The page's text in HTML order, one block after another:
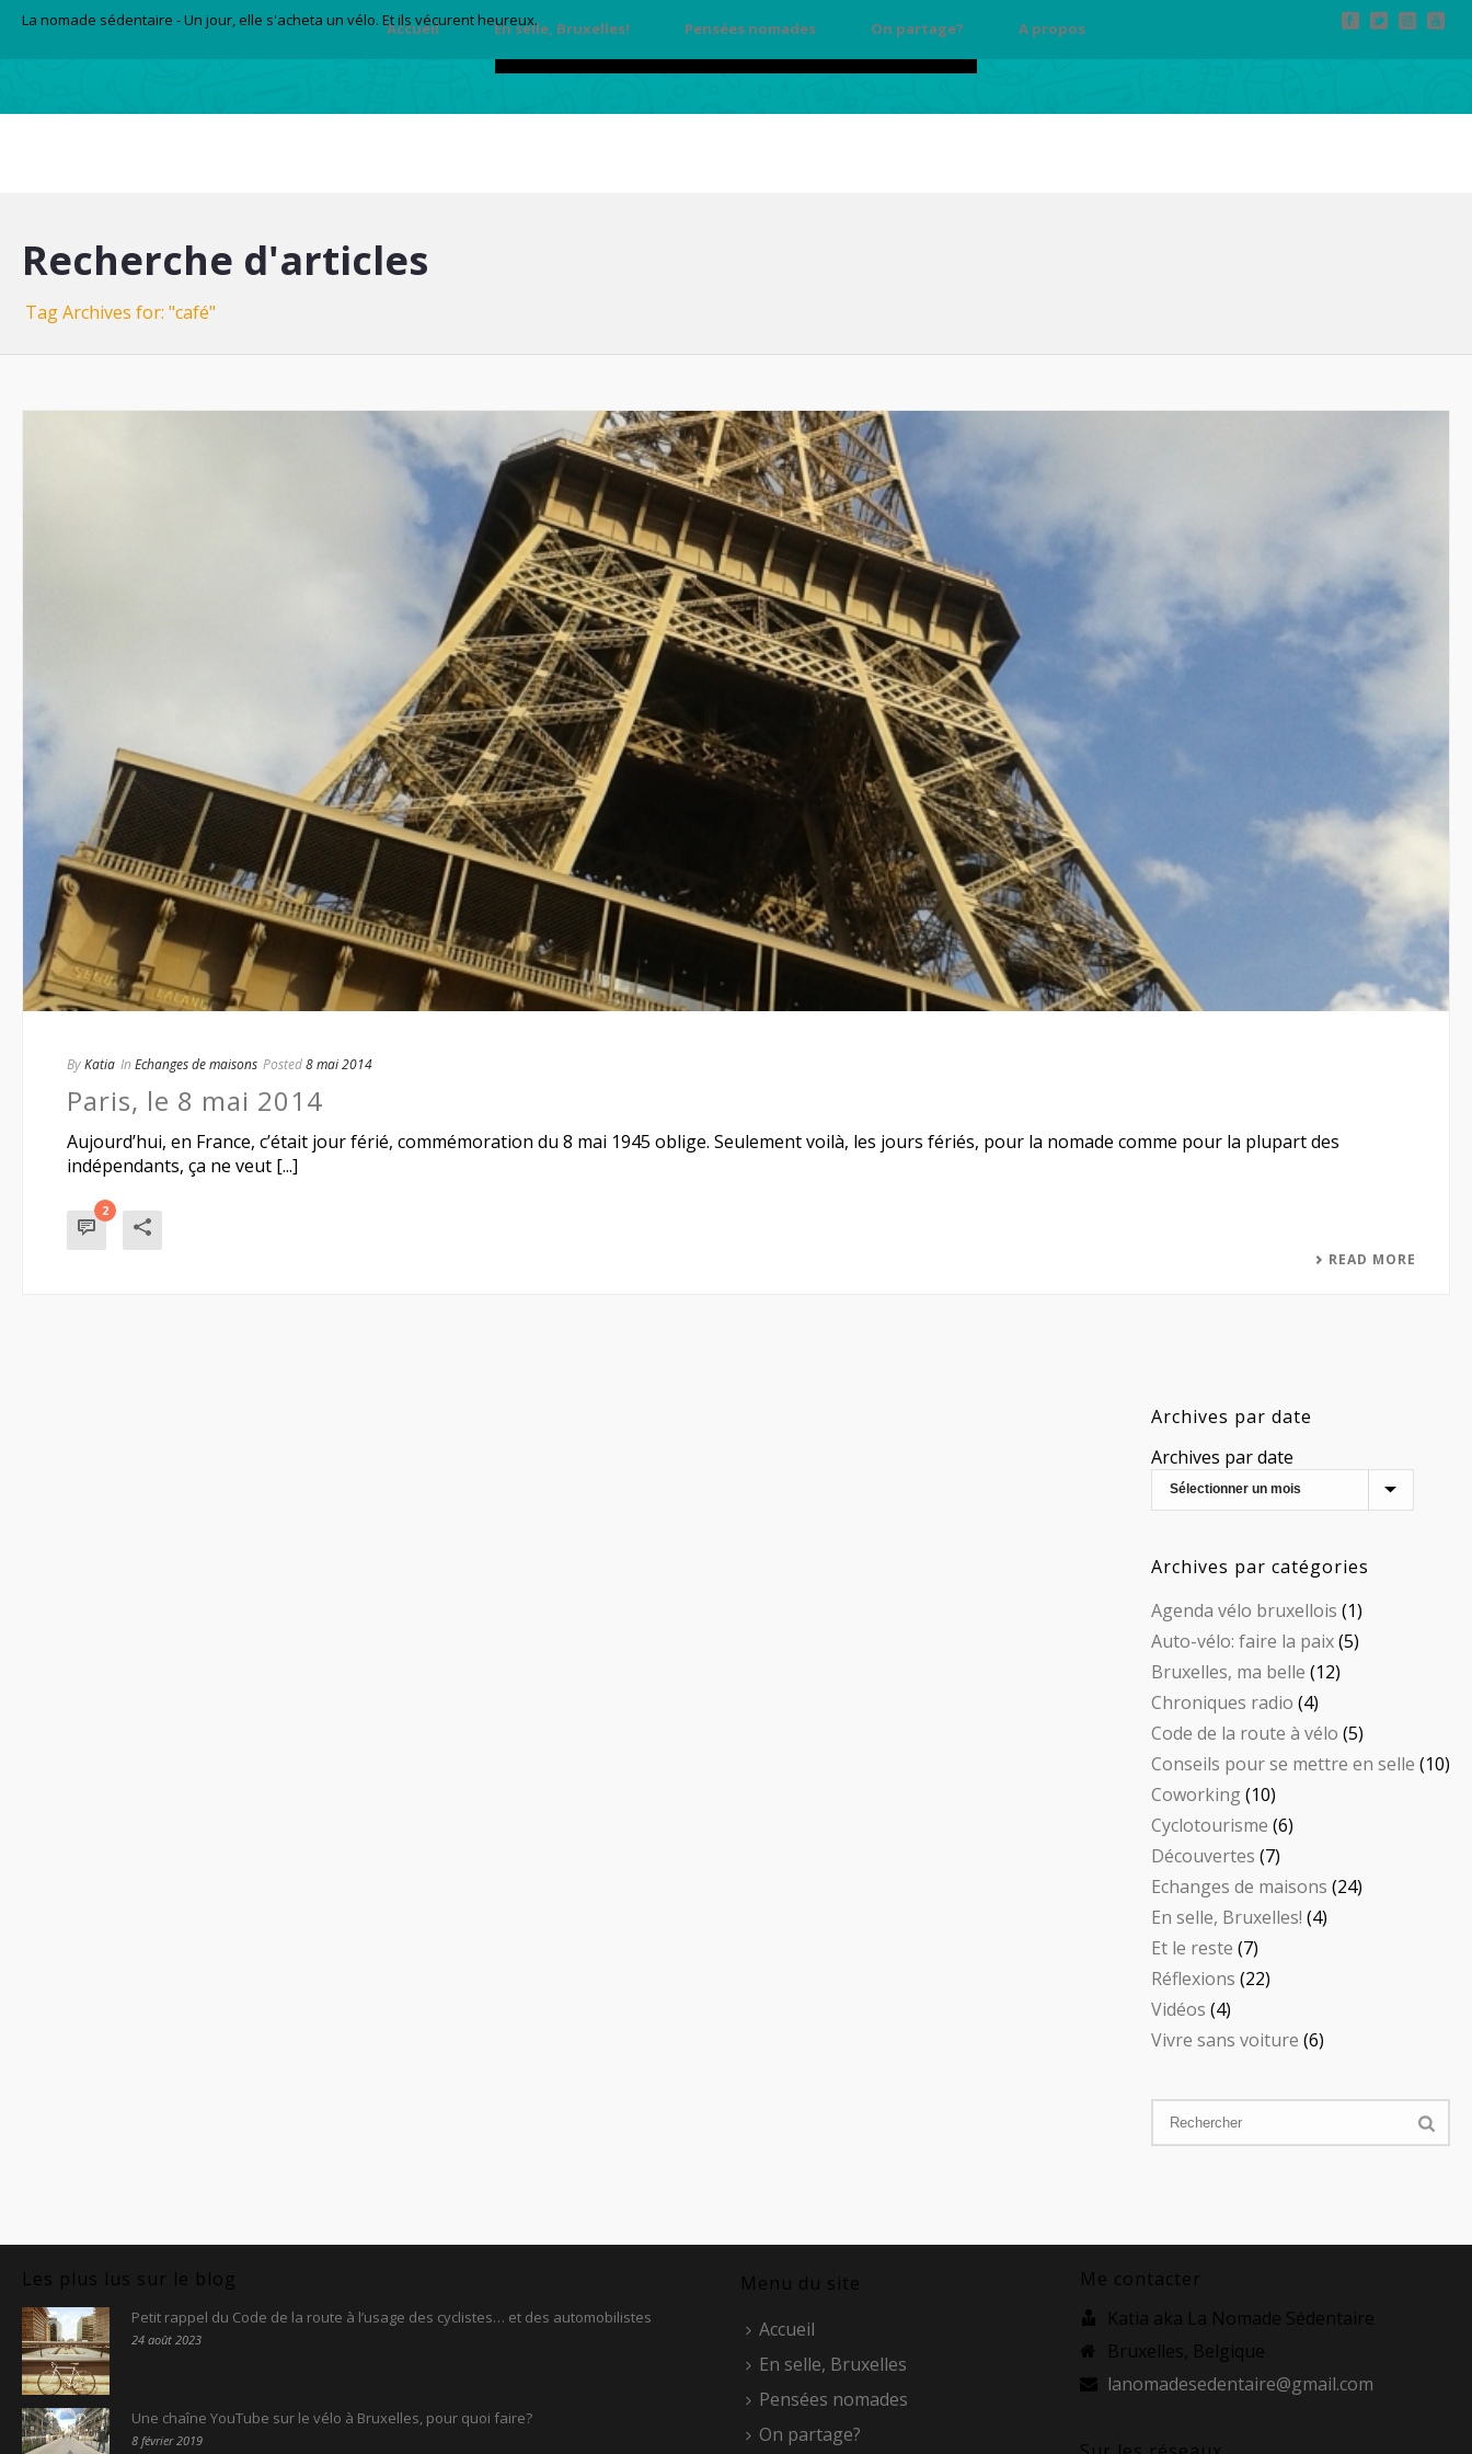
La nomade sédentaire - Un jour, elle s'acheta un vélo. Et ils vécurent heureux.
Accueil En selle, Bruxelles! Pensées nomades On partage? A propos
Recherche d'articles
Tag Archives for: "café"
ByKatia In Echanges de maisons Posted8 mai 2014
Paris, le 8 mai 2014
Aujourd’hui, en France, c’était jour férié, commémoration du 8 mai 1945 oblige. Seulement voilà, les jours fériés, pour la nomade comme pour la plupart des
indépendants, ça ne veut [...]
2
READ MORE
Archives par date
Archives par date
Archives par catégories
Agenda vélo bruxellois (1)
Auto-vélo: faire la paix(5)
Bruxelles, ma belle (12)
Chroniques radio (4)
Code de la route à vélo (5)
Conseils pour se mettre en selle (10)
Coworking(10)
Cyclotourisme (6)
Découvertes (7)
Echanges de maisons (24)
En selle, Bruxelles! (4)
Et le reste (7)
Réflexions (22)
Vidéos (4)
Vivre sans voiture (6)
Les plus lus sur le blog
Petit rappel du Code de la route à l’usage des cyclistes… et des automobilistes
24 août 2023
Une chaîne YouTube sur le vélo à Bruxelles, pour quoi faire?
8 février 2019
Menu du site
Accueil
En selle, Bruxelles
Pensées nomades
On partage?
Me contacter
Katia aka La Nomade Sédentaire
Bruxelles, Belgique
lanomadesedentaire@gmail.com